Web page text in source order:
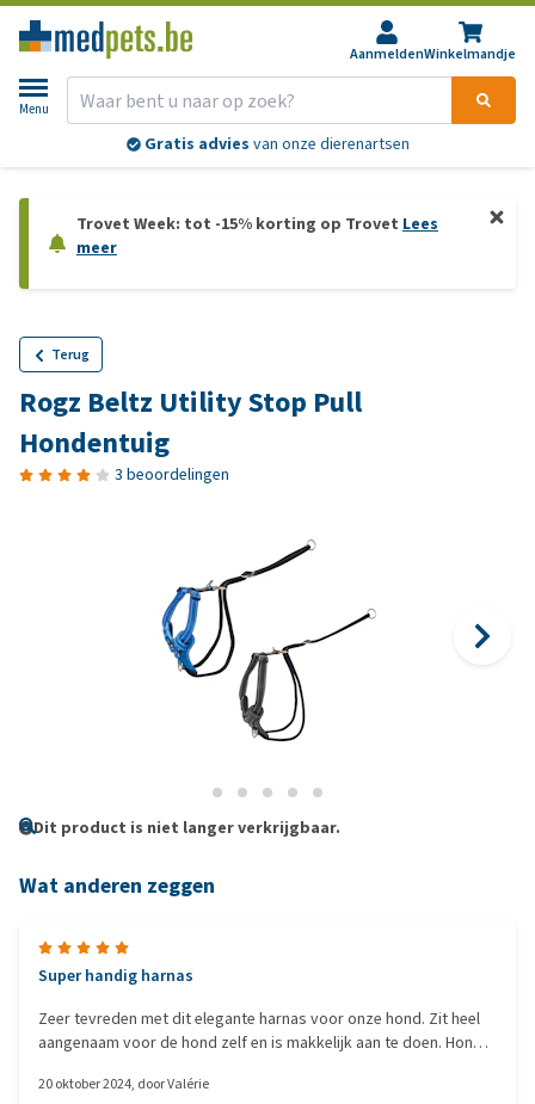
AanmeldenWinkelmandje
Menu
Gratis advies van onze dierenartsen
Trovet Week: tot -15% korting op Trovet Lees
meer
Terug
Rogz Beltz Utility Stop Pull
Hondentuig
3 beoordelingen
Dit product is niet langer verkrijgbaar.
Wat anderen zeggen
Super handig harnas
Zeer tevreden met dit elegante harnas voor onze hond. Zit heel
aangenaam voor de hond zelf en is makkelijk aan te doen. Hond
aanbrengt.
20 oktober 2024, doorValérie